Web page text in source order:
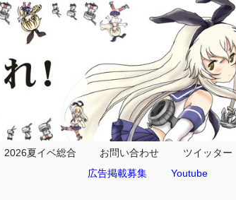
2026夏イベ総合
お問い合わせ
広告掲載募集
ツイッター
Youtube